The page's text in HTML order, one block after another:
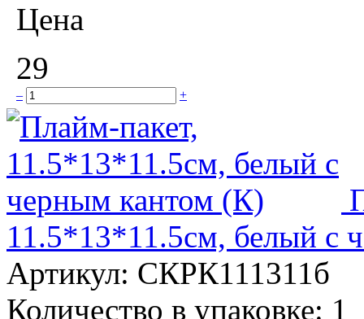
Цена
29
– +
11.5*13*11.5см, белый с
Артикул: СКРК111311б
Количество в упаковке: 1